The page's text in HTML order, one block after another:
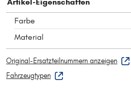
Farbe
Material
Original-Ersatzteilnummern anzeigen
Fahrzeugtypen